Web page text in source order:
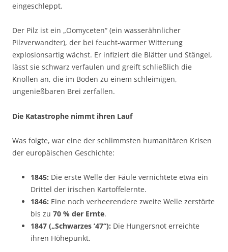
eingeschleppt.
Der Pilz ist ein „Oomyceten“ (ein wasserähnlicher
Pilzverwandter), der bei feucht-warmer Witterung
explosionsartig wächst. Er infiziert die Blätter und Stängel,
lässt sie schwarz verfaulen und greift schließlich die
Knollen an, die im Boden zu einem schleimigen,
ungenießbaren Brei zerfallen.
Die Katastrophe nimmt ihren Lauf
Was folgte, war eine der schlimmsten humanitären Krisen
der europäischen Geschichte:
1845: Die erste Welle der Fäule vernichtete etwa ein
Drittel der irischen Kartoffelernte.
1846: Eine noch verheerendere zweite Welle zerstörte
bis zu 70 % der Ernte.
1847 („Schwarzes ’47“): Die Hungersnot erreichte
ihren Höhepunkt.